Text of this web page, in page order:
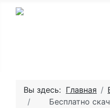
Вы здесь: Главная
Бесплатно